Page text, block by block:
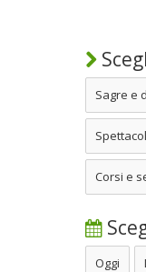
Sagre e
Corsi e
Oggi